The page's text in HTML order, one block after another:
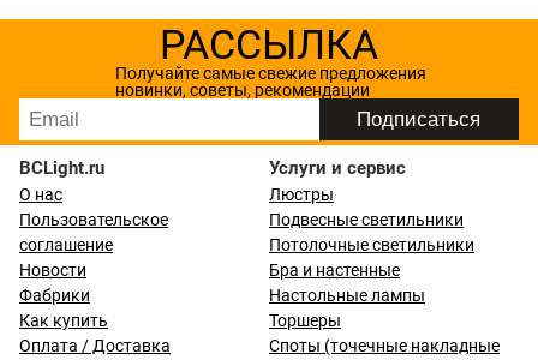
РАССЫЛКА
Получайте самые свежие предложения
новинки, советы, рекомендации
BCLight.ru
О нас
Пользовательское
соглашение
Новости
Фабрики
Как купить
Оплата / Доставка
Услуги и сервис
Люстры
Подвесные светильники
Потолочные светильники
Бра и настенные
Настольные лампы
Торшеры
Споты (точечные накладные